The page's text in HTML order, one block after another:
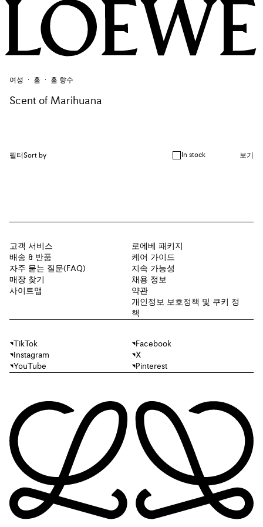
여성 홈 홈 향수
Scent of Marihuana
필터Sort by In stock 보기
고객 서비스
배송 & 반품
자주 묻는 질문(FAQ)
매장 찾기
사이트맵
로에베 패키지
케어 가이드
지속 가능성
채용 정보
약관
개인정보 보호정책 및 쿠키 정
책
TikTok
Facebook
Instagram
X
YouTube
Pinterest